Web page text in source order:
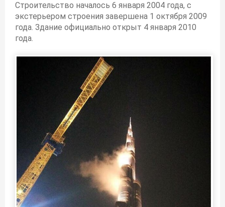
Строительство началось 6 января 2004 года, с
экстерьером строения завершена 1 октября 2009
года. Здание официально открыт 4 января 2010
года.